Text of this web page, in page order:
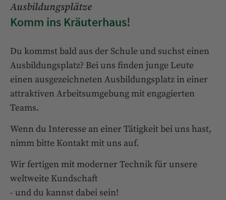
Ausbildungsplätze
Komm ins Kräuterhaus!
Du kommst bald aus der Schule und suchst einen
Ausbildungsplatz? Bei uns finden junge Leute
einen ausgezeichneten Ausbildungsplatz in einer
attraktiven Arbeitsumgebung mit engagierten
Teams.
Wenn du Interesse an einer Tätigkeit bei uns hast,
nimm bitte Kontakt mit uns auf.
Wir fertigen mit moderner Technik für unsere
weltweite Kundschaft
- und du kannst dabei sein!